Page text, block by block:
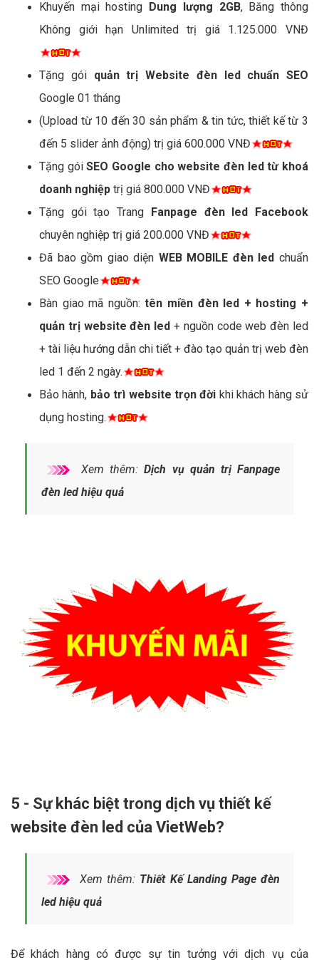
Khuyến mại hosting Dung lượng 2GB, Băng thông
Không giới hạn Unlimited trị giá 1.125.000 VNĐ
Tặng gói quản trị Website đèn led chuẩn SEO
Google 01 tháng
(Upload từ 10 đến 30 sản phẩm & tin tức, thiết kế từ 3
đến 5 slider ảnh động) trị giá 600.000 VNĐ
Tặng góiSEO Google cho website đèn led từ khoá
doanh nghiệp trị giá 800.000 VNĐ
Tặng gói tạo Trang Fanpage đèn led Facebook
chuyên nghiệp trị giá 200.000 VNĐ
Đã bao gồm giao diện WEB MOBILE đèn led chuẩn
SEO Google
Bàn giao mã nguồn:tên miền đèn led + hosting +
quản trị website đèn led + nguồn code web đèn led
+ tài liệu hướng dẫn chi tiết + đào tạo quản trị web đèn
led 1 đến 2 ngày.
Bảo hành, bảo trì website trọn đời khi khách hàng sử
dụng hosting.
Xem thêm:Dịch vụ quản trị Fanpage
đèn led hiệu quả
5 - Sự khác biệt trong dịch vụ thiết kế
website đèn led của VietWeb?
Xem thêm: Thiết Kế Landing Page đèn
led hiệu quả
Để khách hàng có được sự tin tưởng với dịch vụ của